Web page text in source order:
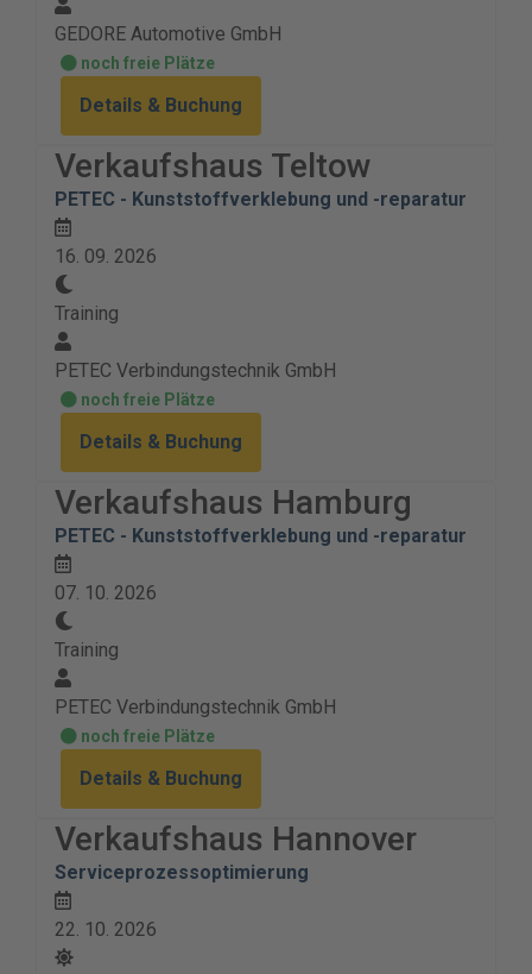
GEDORE Automotive GmbH
noch freie Plätze
Details & Buchung
Verkaufshaus Teltow
PETEC - Kunststoffverklebung und -reparatur
16. 09. 2026
Training
PETEC Verbindungstechnik GmbH
noch freie Plätze
Details & Buchung
Verkaufshaus Hamburg
PETEC - Kunststoffverklebung und -reparatur
07. 10. 2026
Training
PETEC Verbindungstechnik GmbH
noch freie Plätze
Details & Buchung
Verkaufshaus Hannover
Serviceprozessoptimierung
22. 10. 2026